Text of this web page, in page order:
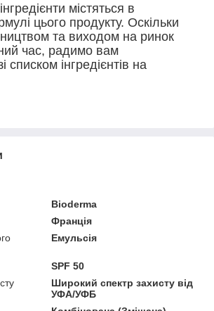
містяться в
цього продукту. Оскільки
та виходом на ринок
час, радимо вам
списком інгредієнтів на
Bioderma
Франція
Емульсія
SPF 50
Широкий спектр захисту від
УФА/УФБ